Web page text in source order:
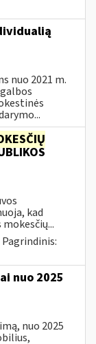
nuo 2021 m.
kad
Pagrindinis:
nuo 2025
nuo 2025